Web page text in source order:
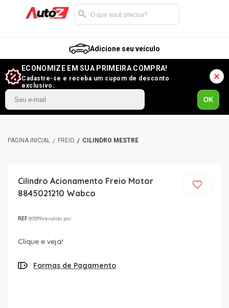
Adicione seu veículo
ECONOMIZE EM SUA PRIMEIRA COMPRA!
Cadastre-se e receba um cupom de desconto
exclusivo.
OK
FREIO CILINDRO MESTRE
Cilindro Acionamento Freio Motor
8845021210 Wabco
REF:87079Vendido por:
Clique e veja!
Formas de Pagamento